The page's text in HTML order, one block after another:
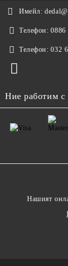
Имейл:
Телефон: 0886
Телефон: 032
Ние работим с
Нашият